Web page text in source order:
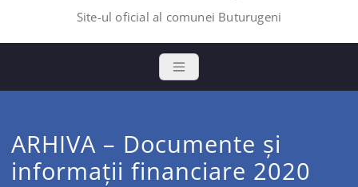
Site-ul oficial al comunei Buturugeni
ARHIVA – Documente și
informații financiare 2020